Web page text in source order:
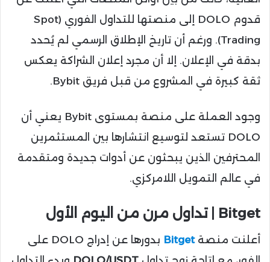
قدوم DOLO إلى منصتها للتداول الفوري (Spot
Trading). ورغم أن تاريخ الإطلاق الرسمي لم يُحدد
بدقة في الإعلان. إلا أن مجرد إعلان الشراكة يعكس
ثقة كبيرة في المشروع من قبل فريق Bybit.
وجود العملة على منصة بمستوى Bybit يعني أن
DOLO تستعد لتوسيع انتشارها بين المستثمرين
المحترفين الذين يبحثون عن أدوات جديدة ومتقدمة
في عالم التمويل اللامركزي.
Bitget | تداول مرن من اليوم الأول
أعلنت منصةBitget
بدورها عن إدراج DOLO على